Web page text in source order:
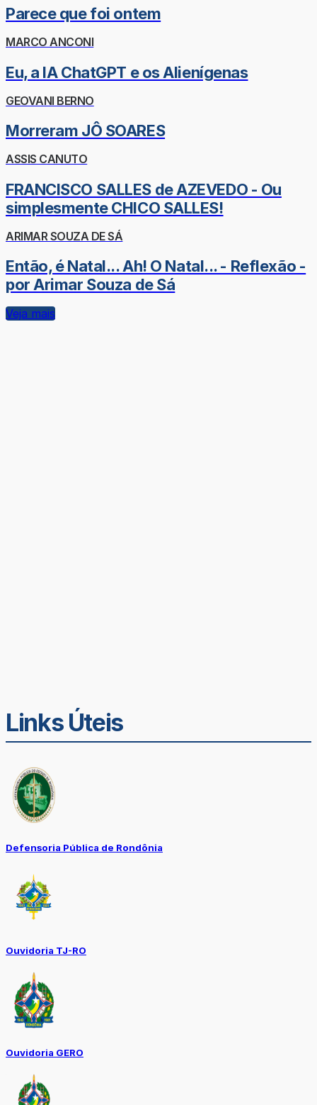
Parece que foi ontem
MARCO ANCONI
Eu, a IA ChatGPT e os Alienígenas
GEOVANI BERNO
Morreram JÔ SOARES
ASSIS CANUTO
FRANCISCO SALLES de AZEVEDO - Ou
simplesmente CHICO SALLES!
ARIMAR SOUZA DE SÁ
Então, é Natal... Ah! O Natal... - Reflexão -
por Arimar Souza de Sá
Veja mais
Links Úteis
Defensoria Pública de Rondônia
Ouvidoria TJ-RO
Ouvidoria GERO